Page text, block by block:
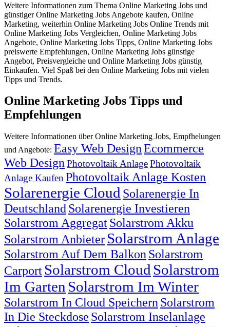
Weitere Informationen zum Thema Online Marketing Jobs und
günstiger Online Marketing Jobs Angebote kaufen, Online
Marketing, weiterhin Online Marketing Jobs Online Trends mit
Online Marketing Jobs Vergleichen, Online Marketing Jobs
Angebote, Online Marketing Jobs Tipps, Online Marketing Jobs
preiswerte Empfehlungen, Online Marketing Jobs günstige
Angebot, Preisvergleiche und Online Marketing Jobs günstig
Einkaufen. Viel Spaß bei den Online Marketing Jobs mit vielen
Tipps und Trends.
Online Marketing Jobs Tipps und
Empfehlungen
Weitere Informationen über Online Marketing Jobs, Empfhelungen
und Angebote: Easy Web DesignEcommerce
Web Design Photovoltaik AnlagePhotovoltaik
Anlage KaufenPhotovoltaik Anlage Kosten
Solarenergie Cloud Solarenergie In
Deutschland Solarenergie Investieren
Solarstrom AggregatSolarstrom Akku
Solarstrom Anbieter Solarstrom Anlage
Solarstrom Auf Dem Balkon Solarstrom
Carport Solarstrom Cloud Solarstrom
Im Garten Solarstrom Im Winter
Solarstrom In Cloud Speichern Solarstrom
In Die Steckdose Solarstrom Inselanlage